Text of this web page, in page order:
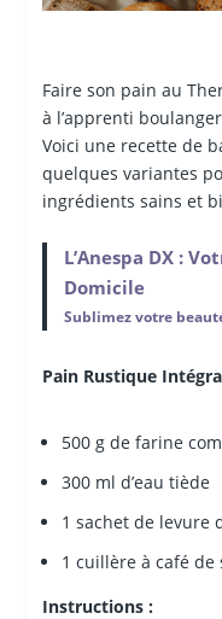
Faire son pain au
à l’apprenti
Voici une recette de
quelques variantes
ingrédients sains et
L’Anespa DX :
Domicile
Sublimez votre
Pain Rustique
500 g de farine
300 ml d’eau tiède
1 sachet de levure
1 cuillère à café de
Instructions :